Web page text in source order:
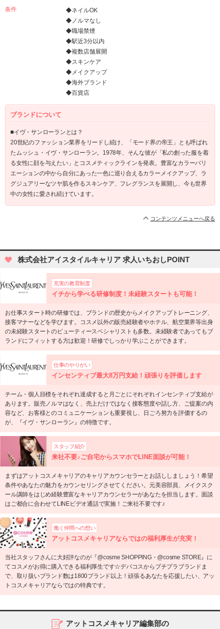
条件
◆ネイルOK
◆ノルマなし
◆職場禁煙
◆駅近3分以内
◆複数店舗展開
◆スキンケア
◆メイクアップ
◆海外ブランド
◆百貨店
ブランドについて
■イヴ・サンローランとは？
20世紀のファッション業界をリードし続け、「モード界の帝王」とも呼ばれ
たムッシュ・イヴ・サンローラン。1978年、そんな彼が「私の創った服を着
る女性に顔を与えたい」とコスメティックラインを発表。豊富なカラーバリ
エーションの中から自分にあった一色に巡り合えるカラーメイクアップ、ラ
グジュアリーなツヤ肌を作るスキンケア、フレグランスを展開し、今も世界
中の女性に愛され続けています。
コンテンツメニューへ戻る
株式会社アイスタイルキャリア 求人いちおしPOINT
充実の教育制度
イチから学べる研修制度！未経験スタートも可能！
お仕事スタート時の研修では、ブランドの歴史からメイクアップトレーニング、
接客マナーなどを学びます。コスメ以外の販売経験者やホテル、航空業界等出身
の未経験スタートのビューティースペシャリストも多数。未経験者であってもブ
ランドにフィットする方は歓迎！研修でしっかり学ぶことができます。
仕事のやりがい
インセンティブ最大8万円支給！頑張りを評価します
チーム・個人目標をそれぞれ達成すると月ごとにそれぞれインセンティブ支給が
あります。販売ノルマはなく、売上だけではなく接客態度や話し方、ご提案の内
容など、お客様とのコミュニケーションも重要視し、日ごろ努力を評価するの
が、『イヴ・サンローラン』の特徴です。
スタッフ紹介
来社不要♪ご自宅からスマホでLINE面談が可能！
まずはアットコスメキャリアのキャリアカウンセラーとお話ししましょう！希望
条件やあなたの魅力をカウンセリングさせてください。元美容部員、メイクスク
ール講師をはじめ経験豊富なキャリアカウンセラーがあなたを担当します。面談
はご都合に合わせてLINEビデオ通話で実施！ご来社不要です♪
働く仲間への想い
アットコスメキャリアならではの福利厚生が充実！
当社スタッフさんに大好評なのが『@cosme SHOPPING・@cosme STORE』に
てコスメがお得に購入できる福利厚生です☆デパコスからプチプラブランドま
で、取り扱いブランド数は1800ブランド以上！頑張るあなたを応援したい、アッ
トコスメキャリアならではの特典です。
アットコスメキャリア編集部の